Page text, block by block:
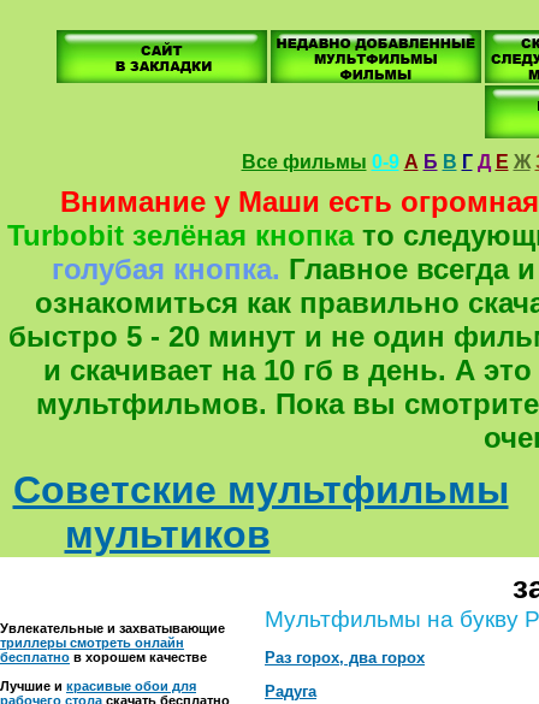
Все фильмы 0-9 А Б В Г Д Е Ж
Внимание у Маши есть
Turbobit зелёная кнопкато
голубая кнопка. Главное всегда
ознакомиться как правильно
быстро 5 - 20 минут и не один
и скачивает на 10 гб в день. А
мультфильмов. Пока вы
Советские мультфильмы
мультиков
Увлекательные и захватывающие
триллеры смотреть онлайн
бесплатно в хорошем качестве
Лучшие и красивые обои для
рабочего стола скачать бесплатно
Мультфильмы на букву Р
Раз горох, два горох
Радуга